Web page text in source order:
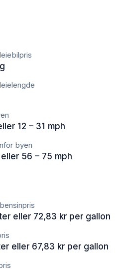
12 – 31 mph
byen
56 – 75 mph
eller 72,83 kr per gallon
eller 67,83 kr per gallon